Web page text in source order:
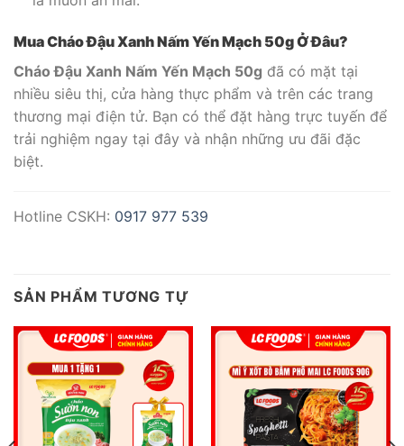
Mua Cháo Đậu Xanh Nấm Yến Mạch 50g Ở Đâu?
Cháo Đậu Xanh Nấm Yến Mạch 50g đã có mặt tại
nhiều siêu thị, cửa hàng thực phẩm và trên các trang
thương mại điện tử. Bạn có thể đặt hàng trực tuyến để
trải nghiệm ngay tại đây và nhận những ưu đãi đặc
biệt.
Hotline CSKH: 0917 977 539
SẢN PHẨM TƯƠNG TỰ